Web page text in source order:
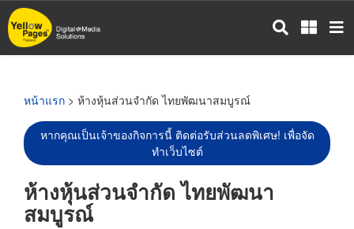
ข้าม
ไป
หน้าแรก > ห้างหุ้นส่วนจำกัด ไทยพัฒนาสมบูรณ์
หากคุณเป็นเจ้าของกิจการนี้ ติดต่อรับส่วนลดพิเศษ! เพื่อจัด
ทำเว็บไซต์
ห้างหุ้นส่วนจำกัด ไทยพัฒนา
สมบูรณ์